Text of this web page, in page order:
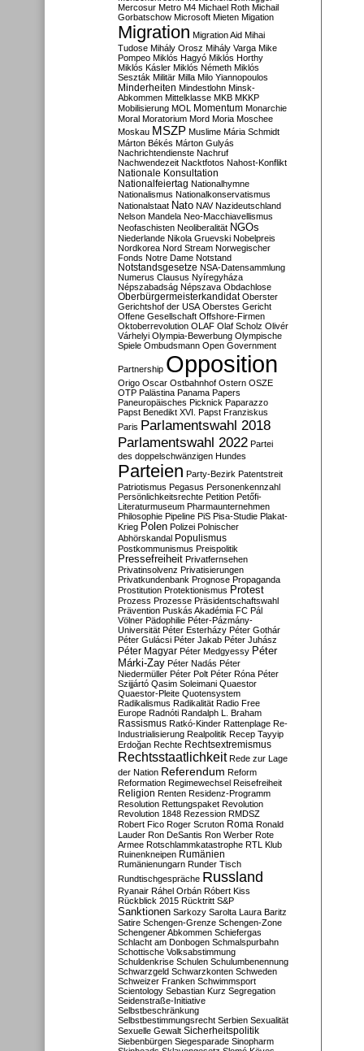
Mercosur Metro M4 Michael Roth Michail
Gorbatschow Microsoft Mieten Migation
Migration Migration Aid Mihai
Tudose Mihály Orosz Mihály Varga Mike
Pompeo Miklós Hagyó Miklós Horthy
Miklós Kásler Miklós Németh Miklós
Seszták Militär Milla Milo Yiannopoulos
Minderheiten Mindestlohn Minsk-
Abkommen Mittelklasse MKB MKKP
Mobilisierung MOL Momentum Monarchie
Moral Moratorium Mord Moria Moschee
Moskau MSZP Muslime Mária Schmidt
Márton Békés Márton Gulyás
Nachrichtendienste Nachruf
Nachwendezeit Nacktfotos Nahost-Konflikt
Nationale Konsultation
Nationalfeiertag Nationalhymne
Nationalismus Nationalkonservatismus
Nationalstaat Nato NAV Nazideutschland
Nelson Mandela Neo-Macchiavellismus
Neofaschisten Neoliberalität NGOs
Niederlande Nikola Gruevski Nobelpreis
Nordkorea Nord Stream Norwegischer
Fonds Notre Dame Notstand
Notstandsgesetze NSA-Datensammlung
Numerus Clausus Nyíregyháza
Népszabadság Népszava Obdachlose
Oberbürgermeisterkandidat Oberster
Gerichtshof der USA Oberstes Gericht
Offene Gesellschaft Offshore-Firmen
Oktoberrevolution OLAF Olaf Scholz Olivér
Várhelyi Olympia-Bewerbung Olympische
Spiele Ombudsmann Open Government
Partnership Opposition
Origo Oscar Ostbahnhof Ostern OSZE
OTP Palästina Panama Papers
Paneuropäisches Picknick Paparazzo
Papst Benedikt XVI. Papst Franziskus
Paris Parlamentswahl 2018
Parlamentswahl 2022 Partei
des doppelschwänzigen Hundes
Parteien Party-Bezirk Patentstreit
Patriotismus Pegasus Personenkennzahl
Persönlichkeitsrechte Petition Petőfi-
Literaturmuseum Pharmaunternehmen
Philosophie Pipeline PiS Pisa-Studie Plakat-
Krieg Polen Polizei Polnischer
Abhörskandal Populismus
Postkommunismus Preispolitik
Pressefreiheit Privatfernsehen
Privatinsolvenz Privatisierungen
Privatkundenbank Prognose Propaganda
Prostitution Protektionismus Protest
Prozess Prozesse Präsidentschaftswahl
Prävention Puskás Akadémia FC Pál
Völner Pädophilie Péter-Pázmány-
Universität Péter Esterházy Péter Gothár
Péter Gulácsi Péter Jakab Péter Juhász
Péter Magyar Péter Medgyessy Péter
Márki-Zay Péter Nadás Péter
Niedermüller Péter Polt Péter Róna Péter
Szijjártó Qasim Soleimani Quaestor
Quaestor-Pleite Quotensystem
Radikalismus Radikalität Radio Free
Europe Radnóti Randalph L. Braham
Rassismus Ratkó-Kinder Rattenplage Re-
Industrialisierung Realpolitik Recep Tayyip
Erdoğan Rechte Rechtsextremismus
Rechtsstaatlichkeit Rede zur Lage
der Nation Referendum Reform
Reformation Regimewechsel Reisefreiheit
Religion Renten Residenz-Programm
Resolution Rettungspaket Revolution
Revolution 1848 Rezession RMDSZ
Robert Fico Roger Scruton Roma Ronald
Lauder Ron DeSantis Ron Werber Rote
Armee Rotschlammkatastrophe RTL Klub
Ruinenkneipen Rumänien
Rumänienungarn Runder Tisch
Rundtischgespräche Russland
Ryanair Ráhel Orbán Róbert Kiss
Rückblick 2015 Rücktritt S&P
Sanktionen Sarkozy Sarolta Laura Baritz
Satire Schengen-Grenze Schengen-Zone
Schengener Abkommen Schiefergas
Schlacht am Donbogen Schmalspurbahn
Schottische Volksabstimmung
Schuldenkrise Schulen Schulumbenennung
Schwarzgeld Schwarzkonten Schweden
Schweizer Franken Schwimmsport
Scientology Sebastian Kurz Segregation
Seidenstraße-Initiative
Selbstbeschränkung
Selbstbestimmungsrecht Serbien Sexualität
Sexuelle Gewalt Sicherheitspolitik
Siebenbürgen Siegesparade Sinopharm